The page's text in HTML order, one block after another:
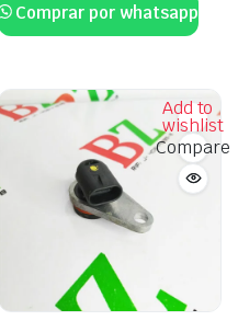
Comprar por whatsapp
Add to
wishlist
Compare